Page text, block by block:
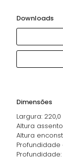
Downloads
Dimensões
Largura:
Altura
Altura
Profundidade
Profundidade: